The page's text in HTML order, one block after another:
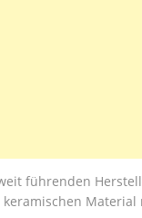
führenden
Material